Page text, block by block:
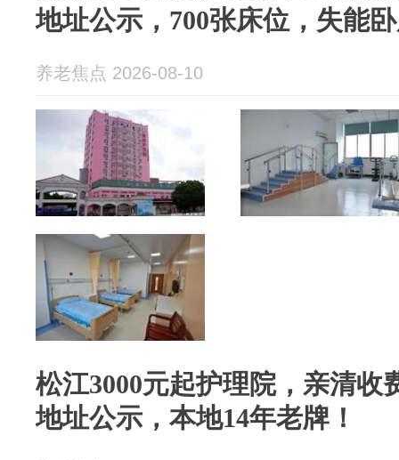
地址公示，700张床位，失能
养老焦点 2026-08-10
松江3000元起护理院，亲清收
地址公示，本地14年老牌！